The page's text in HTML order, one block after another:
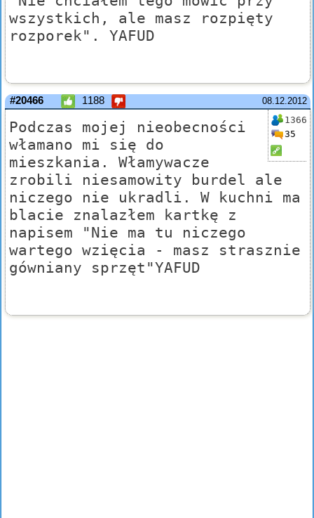
wszystkich, ale masz rozpięty
rozporek". YAFUD
08.12.2012
#20466 1188
1366
35
Podczas mojej nieobecności
włamano mi się do
mieszkania. Włamywacze
zrobili niesamowity burdel ale
niczego nie ukradli. W kuchni ma
blacie znalazłem kartkę z
napisem "Nie ma tu niczego
wartego wzięcia - masz strasznie
gówniany sprzęt"YAFUD